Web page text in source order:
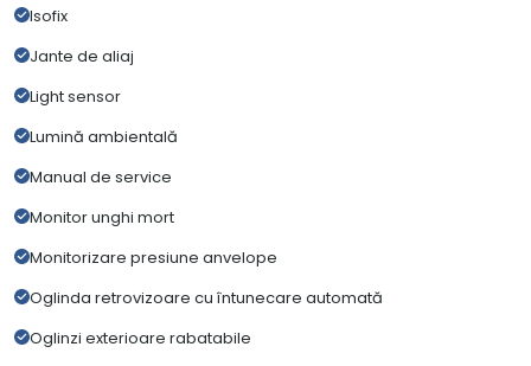
Isofix
Jante de aliaj
Light sensor
Lumină ambientală
Manual de service
Monitor unghi mort
Monitorizare presiune anvelope
Oglinda retrovizoare cu întunecare automată
Oglinzi exterioare rabatabile